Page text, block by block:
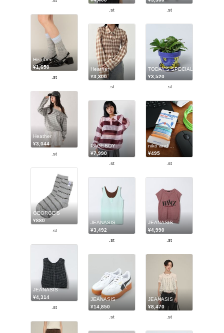
.st
.st
Heather
¥1,650
.st
Heather
¥3,300
.st
TODAY'S SPECIAL
¥3,520
.st
Heather
¥3,044
.st
PAGEBOY
¥7,990
.st
niko and ...
¥495
.st
GEORGE'S
¥880
.st
JEANASIS
¥3,492
.st
JEANASIS
¥4,990
.st
JEANASIS
¥4,314
.st
JEANASIS
¥14,850
.st
JEANASIS
¥8,470
.st